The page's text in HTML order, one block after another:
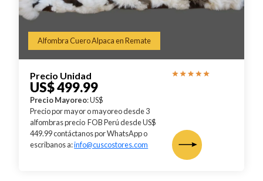
Alfombra Cuero Alpaca en Remate
Precio Unidad
US$ 499.99
Precio Mayoreo: US$
Precio por mayor o mayoreo desde 3
alfombras precio FOB Perú desde US$
449.99 contáctanos por WhatsApp o
escribanos a:info@cuscostores.com